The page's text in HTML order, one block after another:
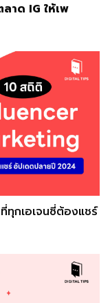
าด IG ให้เพ
กเอเจนซี่ต้องแชร์